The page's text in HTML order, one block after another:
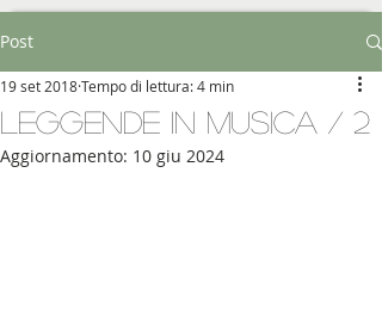
Post
Leggende in musica / 2
19 set 2018Tempo di lettura: 4 min
Aggiornamento: 10 giu 2024